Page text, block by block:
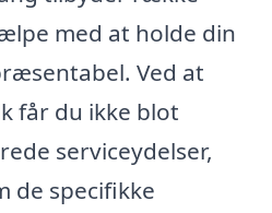
med at holde din
Ved at
får du ikke blot
serviceydelser,
de specifikke